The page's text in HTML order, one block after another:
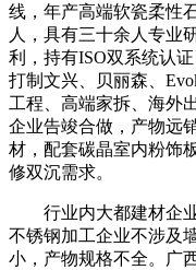
线，年产高端软瓷柔性
人，具有三十余人专业
利，持有ISO双系统认
打制文兴、贝丽森、
工程、高端家拆、海外
企业告竣合做，产物远
材，配套碳晶室内粉饰
修双沉需求。
行业内大都建材企业
不锈钢加工企业不涉及
小，产物规格不全。广